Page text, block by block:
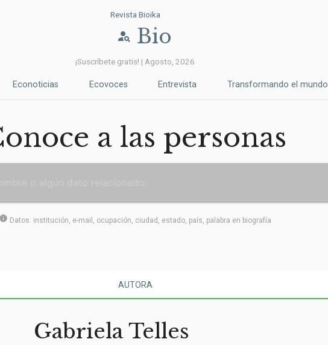
Revista Bioika
person_search Bio
¡Suscríbete gratis! | Agosto, 2026
Econoticias Ecovoces Entrevista Transformando el mundo
a las personas
info Datos: institución, e-mail, ocupación, ciudad, estado, país, palabra en biografía
AUTORA
Gabriela Telles